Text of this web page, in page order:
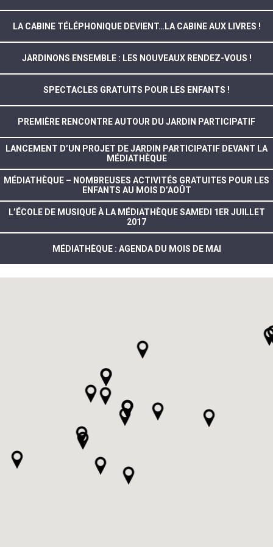
LA CABINE TÉLÉPHONIQUE DEVIENT…LA CABINE AUX LIVRES !
JARDINONS ENSEMBLE : LES NOUVEAUX RENDEZ-VOUS !
SPECTACLES GRATUITS POUR LES ENFANTS !
PREMIÈRE RENCONTRE AUTOUR DU JARDIN PARTICIPATIF
LANCEMENT D’UN PROJET DE JARDIN PARTICIPATIF DEVANT LA
MÉDIATHÈQUE
MÉDIATHÈQUE – NOMBREUSES ACTIVITÉS GRATUITES POUR LES
ENFANTS AU MOIS D’AOÛT
L’ÉCOLE DE MUSIQUE À LA MÉDIATHÈQUE SAMEDI 1ER JUILLET
2017
MÉDIATHÈQUE : AGENDA DU MOIS DE MAI